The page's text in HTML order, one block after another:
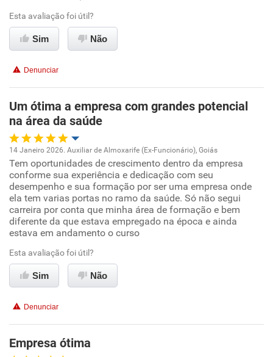
Benefícios
Recomenda esta empresa
Ambiente de trabalho
Benefícios
Recomenda esta empresa
Recomenda a diretoria
Esta avaliação foi útil?
Sim Não
Denunciar
Um ótima a empresa com grandes potencial
na área da saúde
Oportunidade de promoção
Ambiente de trabalho
Conciliação com a vida familiar
Benefícios
Recomenda esta empresa
Recomenda a diretoria
14 Janeiro 2026. Auxiliar de Almoxarife (Ex-Funcionário), Goiás
Tem oportunidades de crescimento dentro da empresa
conforme sua experiência e dedicação com seu
desempenho e sua formação por ser uma empresa onde
ela tem varias portas no ramo da saúde. Só não segui
carreira por conta que minha área de formação e bem
diferente da que estava empregado na época e ainda
estava em andamento o curso
Esta avaliação foi útil?
Sim Não
Denunciar
Empresa ótima